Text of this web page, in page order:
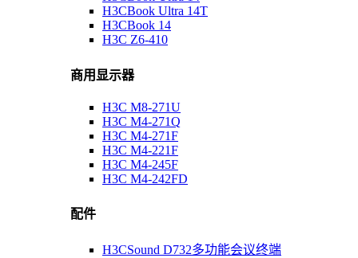
H3CBook Ultra 14T
H3CBook 14
H3C Z6-410
商用显示器
H3C M8-271U
H3C M4-271Q
H3C M4-271F
H3C M4-221F
H3C M4-245F
H3C M4-242FD
配件
H3CSound D732多功能会议终端